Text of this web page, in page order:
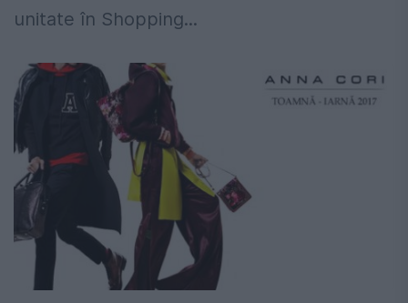
unitate în Shopping...